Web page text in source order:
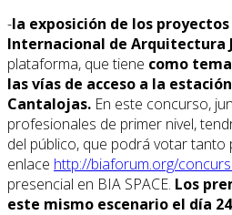
-la exposición de los
Internacional de Arquitectura
plataforma, que tiene como
las vías de acceso a la
Cantalojas. En este concurso,
profesionales de primer nivel,
del público, que podrá votar
enlace http://biaforum.org/
presencial en BIA SPACE. Los
este mismo escenario el día